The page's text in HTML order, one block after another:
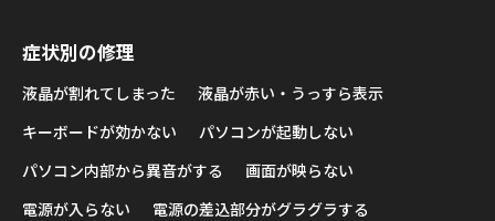
症状別の修理
液晶が割れてしまった
液晶が赤い・うっすら表示
キーボードが効かない
パソコンが起動しない
パソコン内部から異音がする
画面が映らない
電源が入らない
電源の差込部分がグラグラする